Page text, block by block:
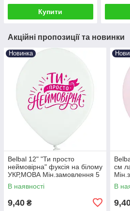
Купити
Акційні пропозиції та новинки
Новинка
Belbal 12" "Ти просто
неймовірна" фуксія на білому
УКР,МОВА Мін.замовлення 5
шт
В наявності
9,40 ₴
см
В